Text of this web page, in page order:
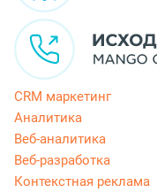
CRM маркетинг
Аналитика
Веб-аналитика
Веб-разработка
Контекстная реклама